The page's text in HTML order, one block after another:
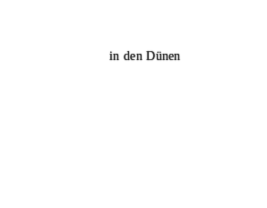
in den Dünen